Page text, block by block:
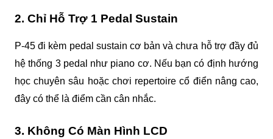
2. Chỉ Hỗ Trợ 1 Pedal Sustain
P-45 đi kèm pedal sustain cơ bản và chưa hỗ trợ đầy đủ
hệ thống 3 pedal như piano cơ. Nếu bạn có định hướng
học chuyên sâu hoặc chơi repertoire cổ điển nâng cao,
đây có thể là điểm cần cân nhắc.
3. Không Có Màn Hình LCD